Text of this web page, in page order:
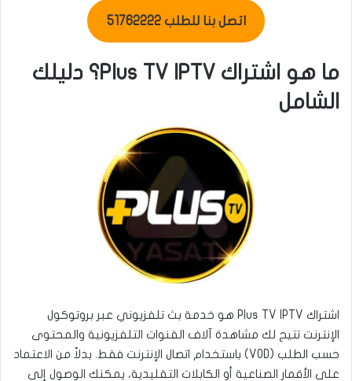
اتصل بنا للطلب 51762222
ما هو اشتراك Plus TV IPTV؟ دليلك
الشامل
اشتراك Plus TV IPTV هو خدمة بث تلفزيوني عبر بروتوكول
الإنترنت تتيح لك مشاهدة آلاف القنوات التلفزيونية والمحتوى
حسب الطلب (VOD) باستخدام اتصال الإنترنت فقط. بدلاً من الاعتماد
على الأقمار الصناعية أو الكابلات التقليدية، يمكنك الوصول إلى